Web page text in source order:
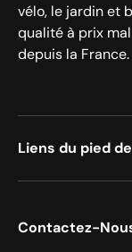
vélo, le jardin et
qualité à prix
depuis la France.
Liens du pied
Contactez-